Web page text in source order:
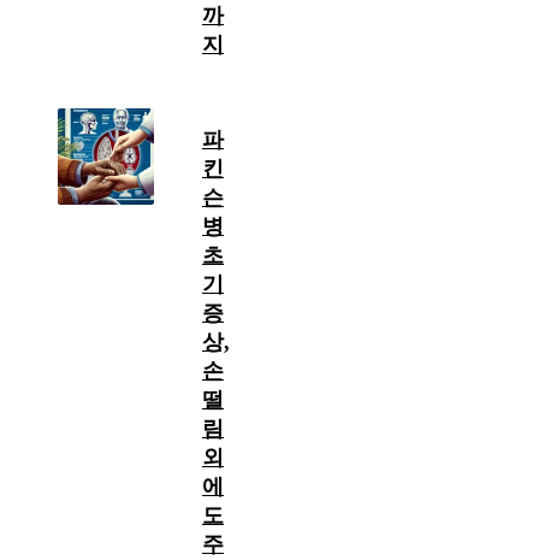
까
지
파
킨
슨
병
초
기
증
상,
손
떨
림
외
에
도
주